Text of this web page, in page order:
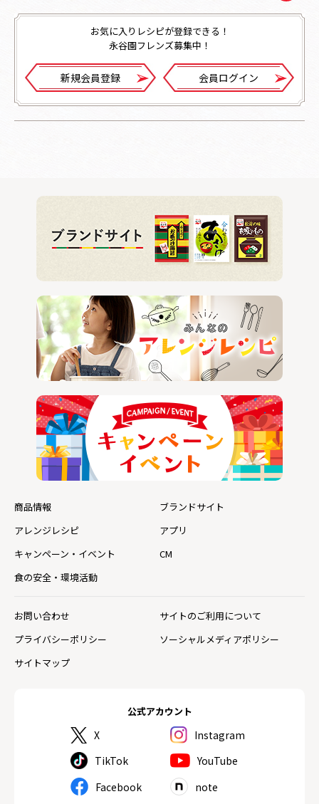
お気に入りレシピが登録できる！
永谷園フレンズ募集中！
新規会員登録 会員ログイン
公式アカウント
X
Instagram
TikTok
YouTube
Facebook
note
商品情報
ブランドサイト
アレンジレシピ
アプリ
キャンペーン・イベント
CM
食の安全・環境活動
お問い合わせ
サイトのご利用について
プライバシーポリシー
ソーシャルメディアポリシー
サイトマップ